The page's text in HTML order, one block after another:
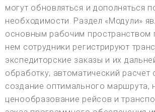
могут обновляться и дополняться
необходимости. Раздел «Модули»
основным рабочим пространством
нем сотрудники регистрируют
экспедиторские заказы и их
обработку; автоматический расчет
создание оптимального маршрута,
ценообразование рейсов и